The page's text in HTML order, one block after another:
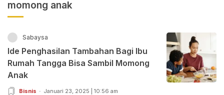
momong anak
Sabaysa
Ide Penghasilan Tambahan Bagi Ibu
Rumah Tangga Bisa Sambil Momong
Anak
Bisnis Januari 23, 2025 | 10:56 am